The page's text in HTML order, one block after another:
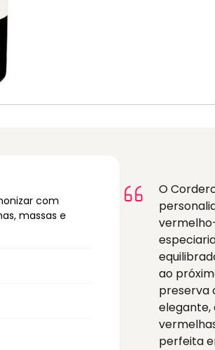
com
massas e
O
ao
preserva
elegante,
perfeita